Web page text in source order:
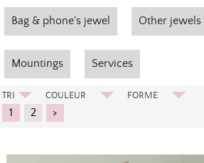
Bag & phone's jewel Other jewels
Mountings Services
TRI
Prix Croissant
Prix Décroissant
COULEUR
Doré
Jaune
FORME
Cabochon Libre
1 2 >